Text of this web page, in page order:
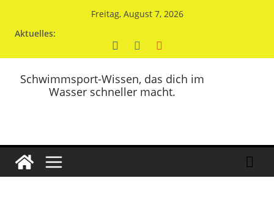
Freitag, August 7, 2026
Aktuelles:
Schwimmsport-Wissen, das dich im
Wasser schneller macht.